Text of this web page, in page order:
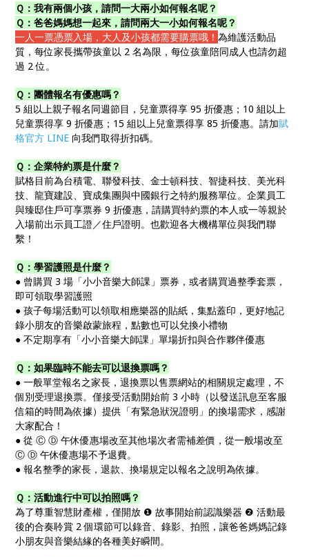
Ｑ：我有兩個小孩，請問一大兩小如何報名呢？
Ｑ：爸爸媽媽想一起來，請問兩大一小如何報名呢？
一人一票憑票入場，大人及小孩都需要購票哦！為維護活動品
質，每位家長攜帶孩童以 2 名為限，每位孩童陪同成人也請勿超
過 2 位。
Ｑ：團體報名有優惠嗎？
5 組以上親子報名同週節目，兒童票得享 95 折優惠；10 組以上
兒童票得享 9 折優惠；15 組以上兒童票得享 85 折優惠。請加賦
格官方 LINE 向我們取得折扣碼。
Ｑ：企業特約票是什麼？
賦格目前為台積電、聯發科技、金士頓科技、智捷科技、美光科
技、龍寶建設、寶成集團與中國銀行之特約服務單位。企業員工
與臻邸住戶可享票券 9 折優惠，請購買特約票的本人或一等親於
入場前出示員工證／住戶證明。也歡迎各大機構單位與我們聯
繫！
Ｑ：學習護照是什麼？
● 曾購買 3 場「小小音樂大師課」票券，或者購買過整季套票，
即可領取學習護照
● 孩子每場活動可以領取相應樂器的貼紙，集點蓋印，更好地記
錄小朋友的音樂啟蒙旅程，點數也可以兌換小禮物
● 不定期享有「小小音樂大師課」單場折扣與合作夥伴優惠
Ｑ：如果臨時不能去可以退換票嗎？
● 一般單堂報名之家長，退換票以售票網站的相關規定處理，不
個別受理退換票。僅接受活動開始前 3 小時（以發送訊息至客服
信箱的時間為依據）提供「有緊急狀況證明」的換場需求，感謝
大家配合！
● 從 Ⓒ Ⓓ 午休優惠場改至其他場次者需補差價，從一般場改至
Ⓒ Ⓓ 午休優惠場不予退費。
● 報名整季的家長，退款、換場規定以報名之說明為依據。
Ｑ：活動進行中可以拍照嗎？
為了尊重智慧財產權，僅開放 ❶ 故事開始前認識樂器 ❷ 活動最
後的合奏聆賞 2 個環節可以錄音、錄影、拍照，讓爸爸媽媽記錄
小朋友與音樂結緣的各種美好瞬間。